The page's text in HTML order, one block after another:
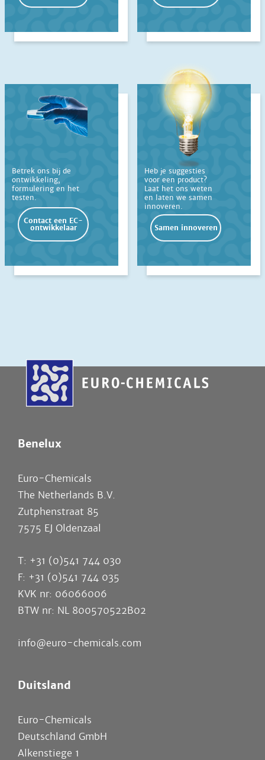
Betrek ons bij de
ontwikkeling,
formulering en het
testen.
Contact een EC-
ontwikkelaar
Heb je suggesties
voor een product?
Laat het ons weten
en laten we samen
innoveren.
Samen innoveren
Benelux
Euro-Chemicals
The Netherlands B.V.
Zutphenstraat 85
7575 EJ Oldenzaal
T: +31 (0)541 744 030
F: +31 (0)541 744 035
KVK nr: 06066006
BTW nr: NL 800570522B02
info@euro-chemicals.com
Duitsland
Euro-Chemicals
Deutschland GmbH
Alkenstiege 1